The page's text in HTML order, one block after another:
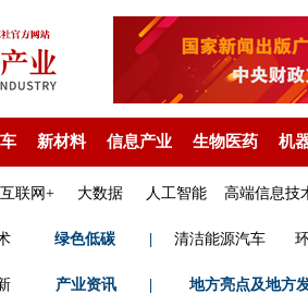
新材料 信息产业 生物医药 机
互联网+ 大数据 人工智能 高端信息技
绿色低碳 清洁能源汽车
产业资讯 地方亮点及地方